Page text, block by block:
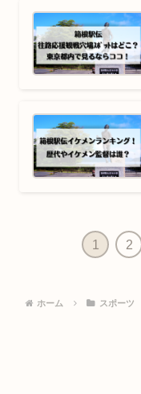
1 2
ホーム スポーツ